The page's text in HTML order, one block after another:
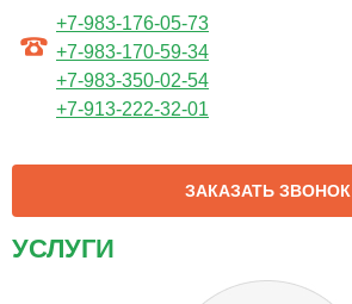
+7-983-176-05-73
+7-983-170-59-34
+7-983-350-02-54
+7-913-222-32-01
ЗАКАЗАТЬ ЗВОНОК
УСЛУГИ